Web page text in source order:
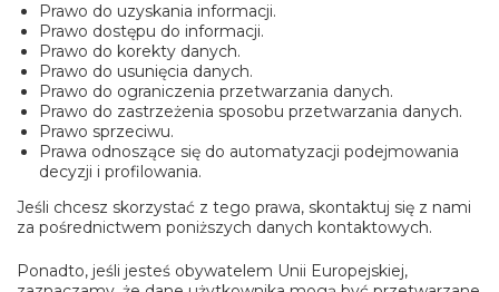
Prawo do uzyskania informacji.
Prawo dostępu do informacji.
Prawo do korekty danych.
Prawo do usunięcia danych.
Prawo do ograniczenia przetwarzania danych.
Prawo do zastrzeżenia sposobu przetwarzania danych.
Prawo sprzeciwu.
Prawa odnoszące się do automatyzacji podejmowania
decyzji i profilowania.
Jeśli chcesz skorzystać z tego prawa, skontaktuj się z nami
za pośrednictwem poniższych danych kontaktowych.
Ponadto, jeśli jesteś obywatelem Unii Europejskiej,